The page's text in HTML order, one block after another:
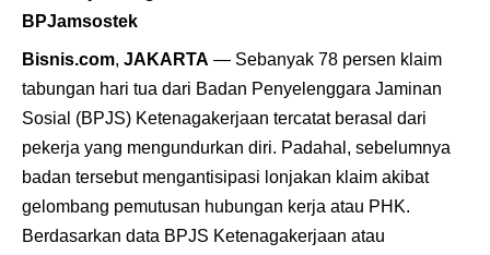
BPJamsostek
Bisnis.com, JAKARTA — Sebanyak 78 persen klaim
tabungan hari tua dari Badan Penyelenggara Jaminan
Sosial (BPJS) Ketenagakerjaan tercatat berasal dari
pekerja yang mengundurkan diri. Padahal, sebelumnya
badan tersebut mengantisipasi lonjakan klaim akibat
gelombang pemutusan hubungan kerja atau PHK.
Berdasarkan data BPJS Ketenagakerjaan atau